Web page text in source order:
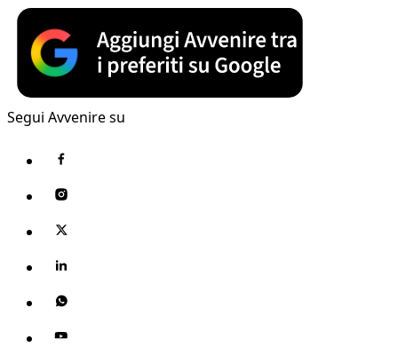
Segui Avvenire su